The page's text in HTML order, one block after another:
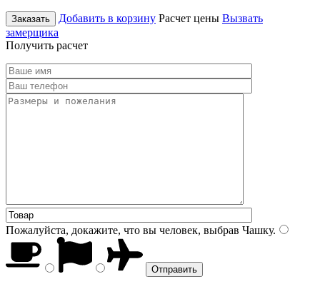
Заказать Добавить в корзину Расчет цены Вызвать
замерщика
Получить расчет
Пожалуйста, докажите, что вы человек, выбрав Чашку.